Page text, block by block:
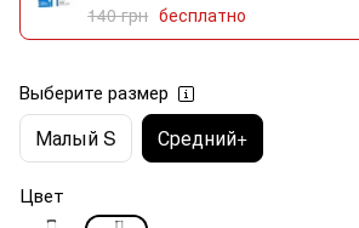
140 грн бесплатно
Выберите размер
Малый S Средний+
Цвет